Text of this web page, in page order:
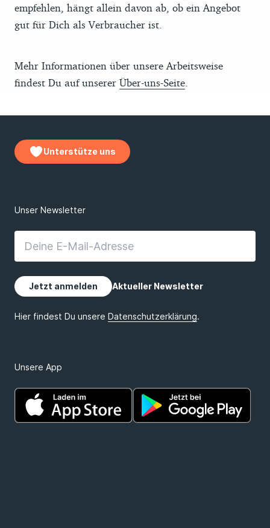
empfehlen, hängt allein davon ab, ob ein Angebot
gut für Dich als Verbraucher ist.
Mehr Informationen über unsere Arbeitsweise
findest Du auf unserer Über-uns-Seite
Unterstütze uns
Unsere App